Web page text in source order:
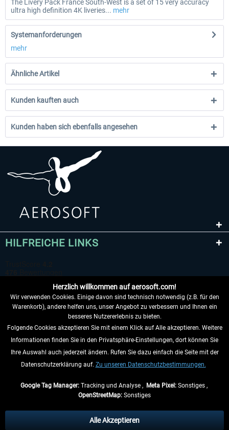
The Livery Pack France South-West is a set of 15 very accuracy
ultra high definition 4K liveries... mehr
Systemanforderungen
mehr
Ähnliche Artikel
Kunden kauften auch
Kunden haben sich ebenfalls angesehen
HILFREICHE LINKS
VERTRAG WIDERRUFEN
INFORMATIONEN
anders beschrieben.
Herzlich willkommen auf aerosoft.com!
Wir verwenden Cookies. Einige davon sind technisch notwendig (z.B. für den
Warenkorb), andere helfen uns, unser Angebot zu verbessern und Ihnen ein
besseres Nutzererlebnis zu bieten.
Folgende Cookies akzeptieren Sie mit einem Klick auf Alle akzeptieren. Weitere
Informationen finden Sie in den Privatsphäre-Einstellungen, dort können Sie
Ihre Auswahl auch jederzeit ändern. Rufen Sie dazu einfach die Seite mit der
Datenschutzerklärung auf. Zu unseren Datenschutzbestimmungen.
Google Tag Manager:Tracking und Analyse , Meta Pixel:Sonstiges ,
OpenStreetMap: Sonstiges
Alle Akzeptieren